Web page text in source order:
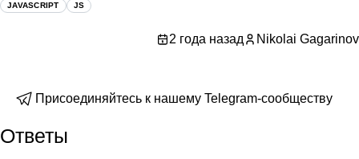
JAVASCRIPT JS
2 года назад Nikolai Gagarinov
Присоединяйтесь к нашему Telegram-сообществу
Ответы